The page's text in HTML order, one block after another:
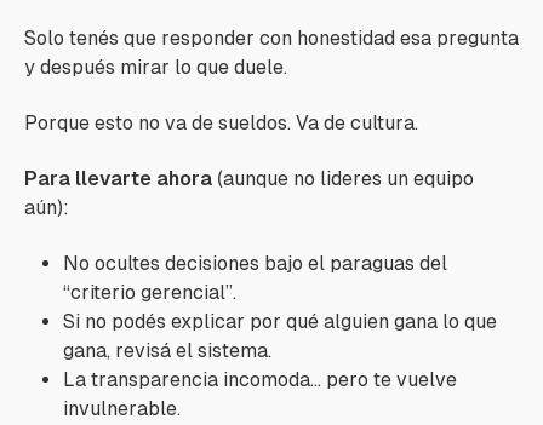
Solo tenés que responder con honestidad esa pregunta
y después mirar lo que duele.
Porque esto no va de sueldos. Va de cultura.
Para llevarte ahora (aunque no lideres un equipo
aún):
No ocultes decisiones bajo el paraguas del
“criterio gerencial”.
Si no podés explicar por qué alguien gana lo que
gana, revisá el sistema.
La transparencia incomoda… pero te vuelve
invulnerable.